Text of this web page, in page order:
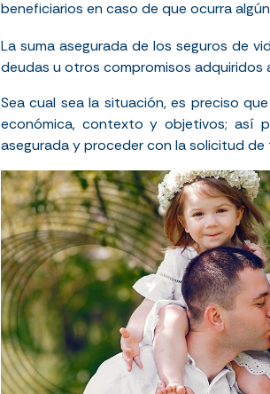
beneficiarios en caso de que ocurra
La suma asegurada de los seguros de
deudas u otros compromisos adquiridos
Sea cual sea la situación, es preciso
económica, contexto y objetivos; así
asegurada y proceder con la solicitud de